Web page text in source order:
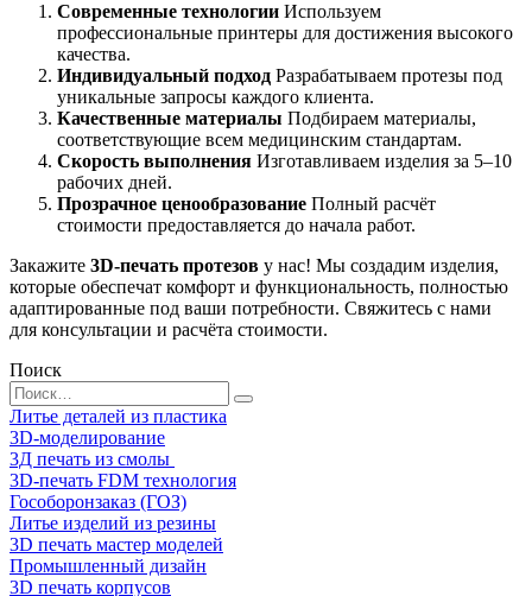
Современные технологии Используем
профессиональные принтеры для достижения высокого
качества.
Индивидуальный подход Разрабатываем протезы под
уникальные запросы каждого клиента.
Качественные материалы Подбираем материалы,
соответствующие всем медицинским стандартам.
Скорость выполнения Изготавливаем изделия за 5–10
рабочих дней.
Прозрачное ценообразование Полный расчёт
стоимости предоставляется до начала работ.
Закажите 3D-печать протезов у нас! Мы создадим изделия,
которые обеспечат комфорт и функциональность, полностью
адаптированные под ваши потребности. Свяжитесь с нами
для консультации и расчёта стоимости.
Поиск
Search
for:
Литье деталей из пластика
3D-моделирование
3Д печать из смолы
3D-печать FDM технология
Гособоронзаказ (ГОЗ)
Литье изделий из резины
3D печать мастер моделей
Промышленный дизайн
3D печать корпусов